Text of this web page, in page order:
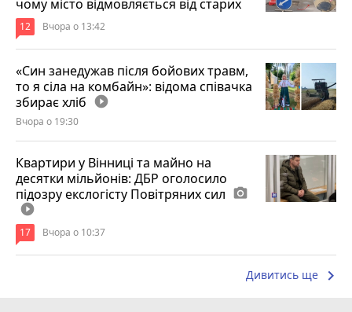
чому місто відмовляється від старих
12 Вчора о 13:42
«Син занедужав після бойових травм,
то я сіла на комбайн»: відома співачка
збирає хліб play_circle_filled
Вчора о 19:30
Квартири у Вінниці та майно на
десятки мільйонів: ДБР оголосило
підозру екслогісту Повітряних сил photo_camera
play_circle_filled
17 Вчора о 10:37
Дивитись ще keyboard_arrow_right